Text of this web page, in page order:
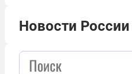
Новости России